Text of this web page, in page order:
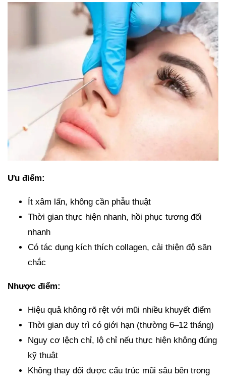
Ưu điểm:
Ít xâm lấn, không cần phẫu thuật
Thời gian thực hiện nhanh, hồi phục tương đối
nhanh
Có tác dụng kích thích collagen, cải thiện độ săn
chắc
Nhược điểm:
Hiệu quả không rõ rệt với mũi nhiều khuyết điểm
Thời gian duy trì có giới hạn (thường 6–12 tháng)
Nguy cơ lệch chỉ, lộ chỉ nếu thực hiện không đúng
kỹ thuật
Không thay đổi được cấu trúc mũi sâu bên trong